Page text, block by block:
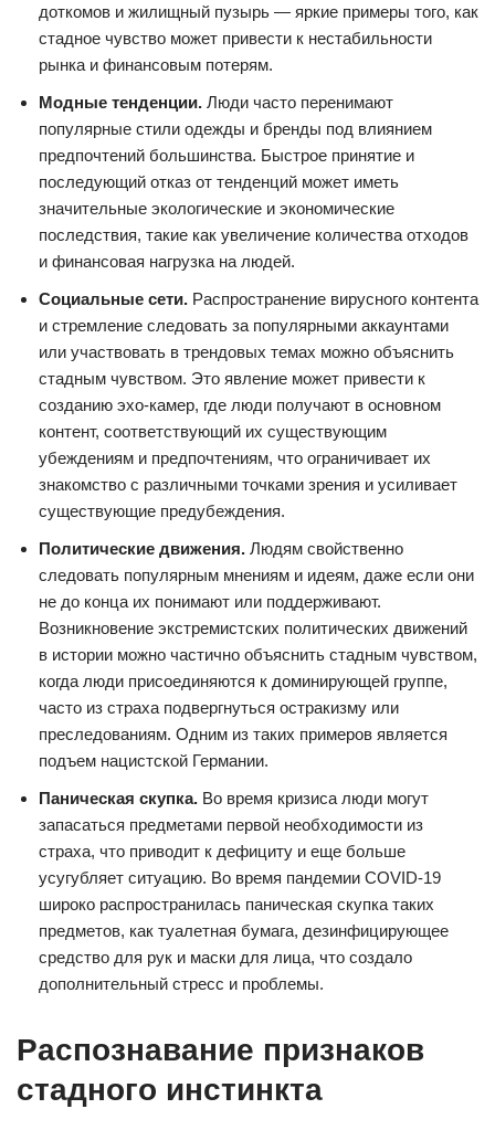
доткомов и жилищный пузырь — яркие примеры того, как
стадное чувство может привести к нестабильности
рынка и финансовым потерям.
Модные тенденции. Люди часто перенимают
популярные стили одежды и бренды под влиянием
предпочтений большинства. Быстрое принятие и
последующий отказ от тенденций может иметь
значительные экологические и экономические
последствия, такие как увеличение количества отходов
и финансовая нагрузка на людей.
Социальные сети. Распространение вирусного контента
и стремление следовать за популярными аккаунтами
или участвовать в трендовых темах можно объяснить
стадным чувством. Это явление может привести к
созданию эхо-камер, где люди получают в основном
контент, соответствующий их существующим
убеждениям и предпочтениям, что ограничивает их
знакомство с различными точками зрения и усиливает
существующие предубеждения.
Политические движения. Людям свойственно
следовать популярным мнениям и идеям, даже если они
не до конца их понимают или поддерживают.
Возникновение экстремистских политических движений
в истории можно частично объяснить стадным чувством,
когда люди присоединяются к доминирующей группе,
часто из страха подвергнуться остракизму или
преследованиям. Одним из таких примеров является
подъем нацистской Германии.
Паническая скупка. Во время кризиса люди могут
запасаться предметами первой необходимости из
страха, что приводит к дефициту и еще больше
усугубляет ситуацию. Во время пандемии COVID-19
широко распространилась паническая скупка таких
предметов, как туалетная бумага, дезинфицирующее
средство для рук и маски для лица, что создало
дополнительный стресс и проблемы.
Распознавание признаков
стадного инстинкта